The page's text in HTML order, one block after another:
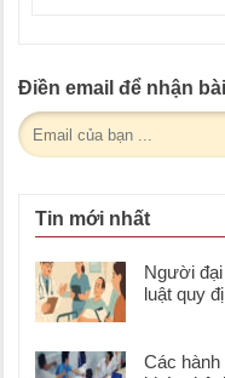
Điền email để nhận
Tin mới nhất
Người
luật quy
Các hành